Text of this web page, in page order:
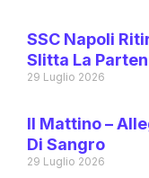
SSC Napoli
Slitta La
29 Luglio 2026
Il Mattino –
Di Sangro
29 Luglio 2026